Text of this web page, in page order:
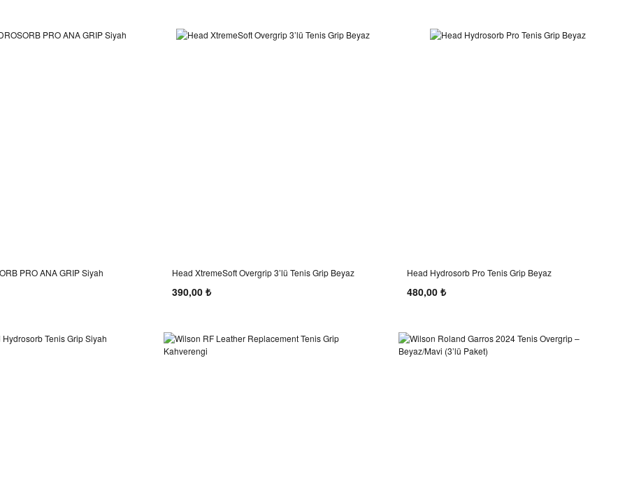
PRO ANA GRIP Siyah Head XtremeSoft Overgrip 3’lü Tenis Grip Beyaz
390,00 ₺
Head Hydrosorb Pro Tenis Grip Beyaz
480,00 ₺